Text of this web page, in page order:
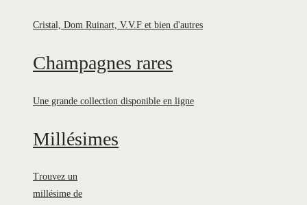
Cristal, Dom Ruinart, V.V.F et bien d'autres
Champagnes rares
Une grande collection disponible en ligne
Millésimes
Trouvez un
millésime de